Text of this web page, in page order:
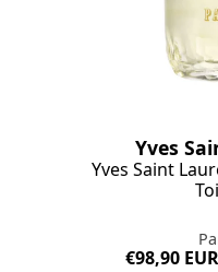
Yves
Yves Saint
€98,90 EUR